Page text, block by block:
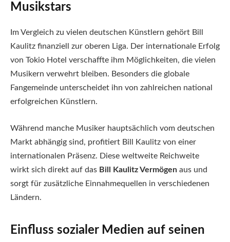
Musikstars
Im Vergleich zu vielen deutschen Künstlern gehört Bill
Kaulitz finanziell zur oberen Liga. Der internationale Erfolg
von Tokio Hotel verschaffte ihm Möglichkeiten, die vielen
Musikern verwehrt bleiben. Besonders die globale
Fangemeinde unterscheidet ihn von zahlreichen national
erfolgreichen Künstlern.
Während manche Musiker hauptsächlich vom deutschen
Markt abhängig sind, profitiert Bill Kaulitz von einer
internationalen Präsenz. Diese weltweite Reichweite
wirkt sich direkt auf das Bill Kaulitz Vermögen aus und
sorgt für zusätzliche Einnahmequellen in verschiedenen
Ländern.
Einfluss sozialer Medien auf seinen